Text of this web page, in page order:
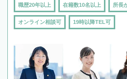
職歴20年以上 在籍数10名以上 所長
オンライン相談可 19時以降TEL可